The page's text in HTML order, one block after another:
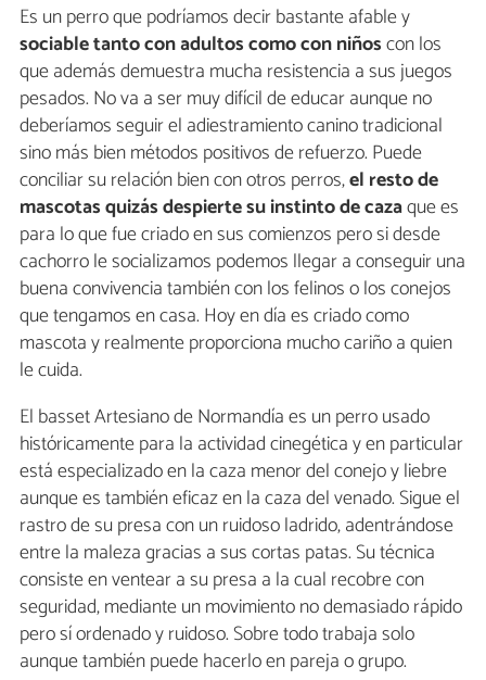
Es un perro que podríamos decir bastante afable y
sociable tanto con adultos como con niñoscon los
que además demuestra mucha resistencia a sus juegos
pesados. No va a ser muy difícil de educar aunque no
deberíamos seguir el adiestramiento canino tradicional
sino más bien métodos positivos de refuerzo. Puede
conciliar su relación bien con otros perros,el resto de
mascotas quizás despierte su instinto de cazaque es
para lo que fue criado en sus comienzos pero si desde
cachorro le socializamos podemos llegar a conseguir una
buena convivencia también con los felinos o los conejos
que tengamos en casa. Hoy en día es criado como
mascota y realmente proporciona mucho cariño a quien
le cuida.
El basset Artesiano de Normandía es un perro usado
históricamente para la actividad cinegética y en particular
está especializado en la caza menor del conejo y liebre
aunque es también eficaz en la caza del venado. Sigue el
rastro de su presa con un ruidoso ladrido, adentrándose
entre la maleza gracias a sus cortas patas. Su técnica
consiste en ventear a su presa a la cual recobre con
seguridad, mediante un movimiento no demasiado rápido
pero sí ordenado y ruidoso. Sobre todo trabaja solo
aunque también puede hacerlo en pareja o grupo.